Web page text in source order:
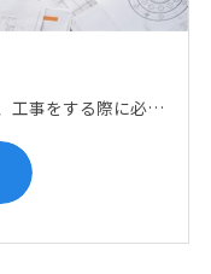
工程進捗管理・写真管理・安全管理や、工事をする際に必要な各種書類作成・届出 (申請) などの現場管理業務をお任せします。遅れている箇所のサポートに入るなど、臨機応変な対応が必要になります。